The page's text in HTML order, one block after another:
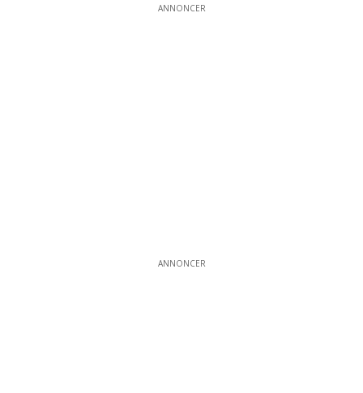
ANNONCER
ANNONCER